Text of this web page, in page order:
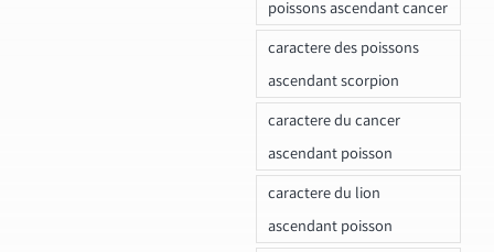
poissons ascendant cancer
caractere des poissons
ascendant scorpion
caractere du cancer
ascendant poisson
caractere du lion
ascendant poisson